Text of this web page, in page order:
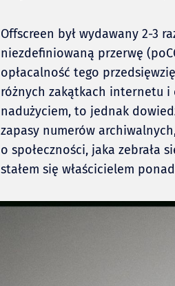
Offscreen był wydawany 2-3
niezdefiniowaną przerwę
opłacalność tego
różnych zakątkach internetu i
nadużyciem, to jednak
zapasy numerów
o społeczności, jaka zebrała
stałem się właścicielem